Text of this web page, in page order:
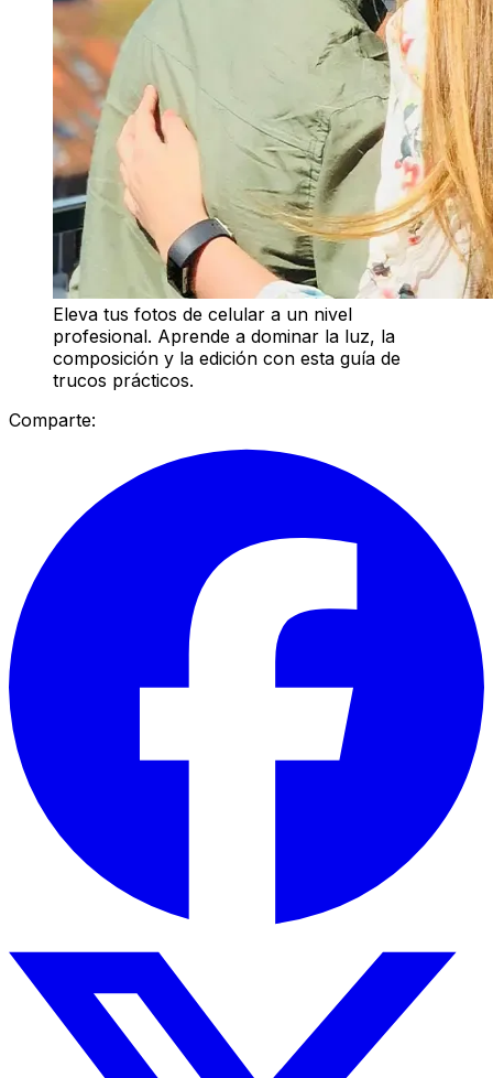
Eleva tus fotos de celular a un nivel
profesional. Aprende a dominar la luz, la
composición y la edición con esta guía de
trucos prácticos.
Comparte: